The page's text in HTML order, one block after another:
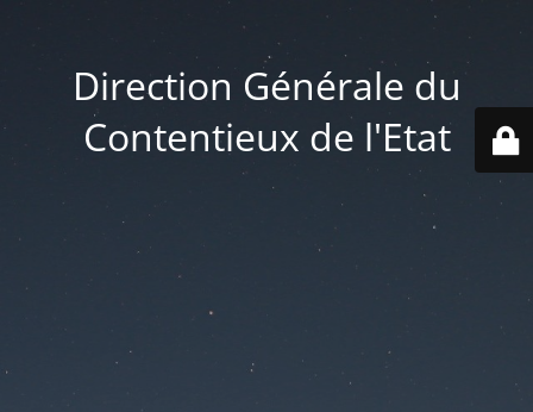
Direction Générale du
Contentieux de l'Etat